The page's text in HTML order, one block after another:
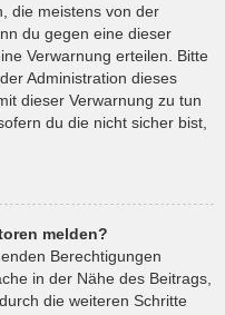
die meistens von der
du gegen eine dieser
Verwarnung erteilen. Bitte
Administration dieses
dieser Verwarnung zu tun
du die nicht sicher bist,
melden?
Berechtigungen
in der Nähe des Beitrags,
die weiteren Schritte